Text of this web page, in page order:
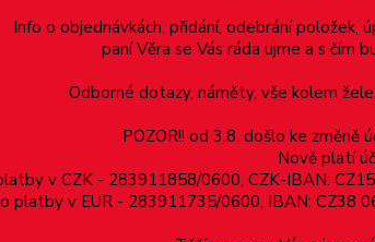
Dárkové poukazy, upomínkové
mm - 3ks
Info o objednávkách, přidání, odebrání položek,
paní Věra se Vás ráda ujme a s čím
Odborné dotazy, náměty, vše kolem
POZOR!! od 3.8. došlo ke změně
Nově platí
v CZK - 283911858/0600, CZK-IBAN:
platby v EUR - 283911735/0600, IBAN: CZ38